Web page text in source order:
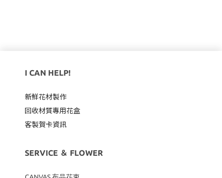
I CAN HELP!
新鮮花材製作
回收材質專用花盒
客製賀卡資訊
SERVICE ＆ FLOWER